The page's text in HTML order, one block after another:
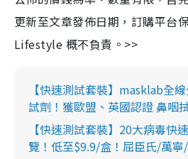
更新至文章發佈日期，訂購平台
Lifestyle 概不負責。>>
【快速測試套裝】masklab全
試劑！獲歐盟、英國認證 鼻咽
【快速測試套裝】20大病毒快
覽！低至$9.9/盒！屈臣氏/萬